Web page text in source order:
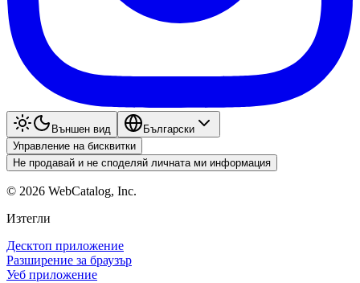
Външен вид
Български
Управление на бисквитки
Не продавай и не споделяй личната ми информация
© 2026 WebCatalog, Inc.
Изтегли
Десктоп приложение
Разширение за браузър
Уеб приложение